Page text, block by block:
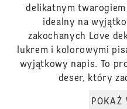
delikatnym
idealny na
zakochanych Love
lukrem i kolorowymi
wyjątkowy napis. To
deser, który